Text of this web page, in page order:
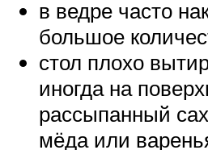
в ведре часто
большое
стол плохо
иногда на
рассыпанный
мёда или